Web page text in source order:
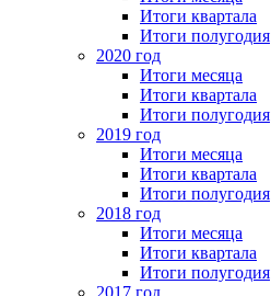
Итоги квартала
Итоги полугодия
2020 год
Итоги месяца
Итоги квартала
Итоги полугодия
2019 год
Итоги месяца
Итоги квартала
Итоги полугодия
2018 год
Итоги месяца
Итоги квартала
Итоги полугодия
2017 год